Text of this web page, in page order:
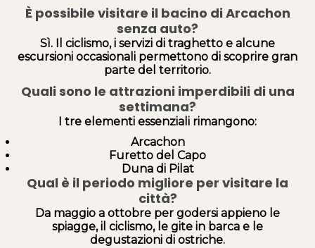
È possibile visitare il bacino di Arcachon
senza auto?
Sì. Il ciclismo, i servizi di traghetto e alcune
escursioni occasionali permettono di scoprire gran
parte del territorio.
Quali sono le attrazioni imperdibili di una
settimana?
I tre elementi essenziali rimangono:
Arcachon
Furetto del Capo
Duna di Pilat
Qual è il periodo migliore per visitare la
città?
Da maggio a ottobre per godersi appieno le
spiagge, il ciclismo, le gite in barca e le
degustazioni di ostriche.